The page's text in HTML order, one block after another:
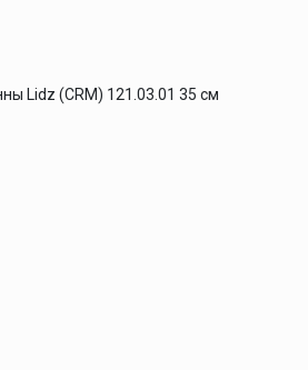
Lidz (CRM) 121.03.01 35 см